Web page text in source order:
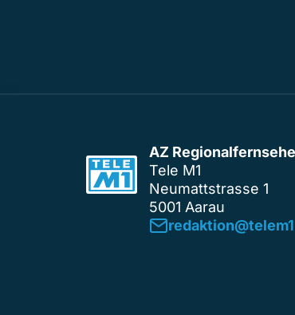
AZ
Tele M1
Neumattstrasse 1
5001 Aarau